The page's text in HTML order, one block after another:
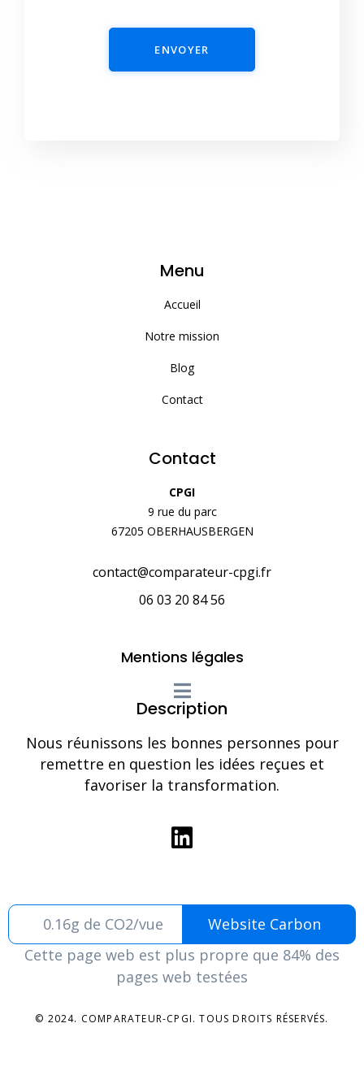
ENVOYER
Menu
Accueil
Notre mission
Blog
Contact
Contact
CPGI
9 rue du parc
67205 OBERHAUSBERGEN
contact@comparateur-cpgi.fr
06 03 20 84 56
Mentions légales
Description
Nous réunissons les bonnes personnes pour
remettre en question les idées reçues et
favoriser la transformation.
0.16g de CO2/vue
Website Carbon
Cette page web est plus propre que 84% des
pages web testées
© 2024. COMPARATEUR-CPGI. TOUS DROITS RÉSERVÉS.